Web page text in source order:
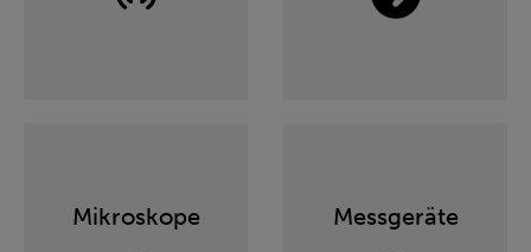
Mikroskope Messgeräte